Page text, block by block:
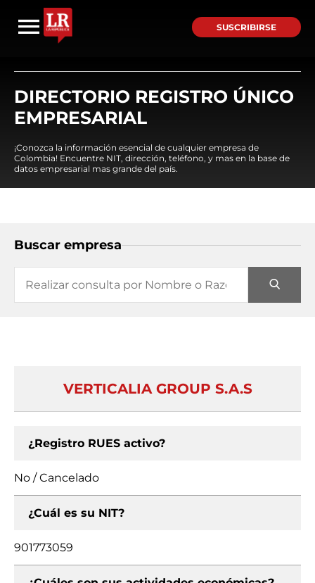
SUSCRIBIRSE
DIRECTORIO REGISTRO ÚNICO
EMPRESARIAL
¡Conozca la información esencial de cualquier empresa de
Colombia! Encuentre NIT, dirección, teléfono, y mas en la base de
datos empresarial mas grande del país.
Buscar empresa
VERTICALIA GROUP S.A.S
¿Registro RUES activo?
No / Cancelado
¿Cuál es su NIT?
901773059